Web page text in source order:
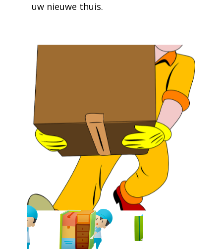
uw nieuwe thuis.